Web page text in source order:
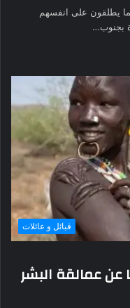
كما يطلقون على انفسهم
قبائل و عائلات
عن عمالقة البشر